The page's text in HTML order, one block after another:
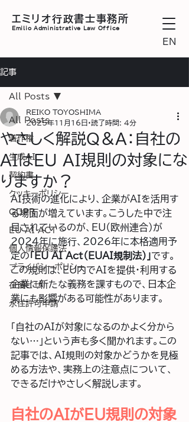
エミリオ行政書士事務所
Emilio Administrative Law Office
EN
記事
All Posts
著作権
生成AI
契約書
クッキーポリシー
GDPR
EU AI ACT
個人情報保護法
プライバシーポリシー
在留ビザ
永住許可申請
All Posts
やさしく解説Q＆A：自社の
AIはEU AI規則の対象にな
りますか？
REIKO TOYOSHIMA
2025年11月16日 読了時間: 4分
AI技術の進化により、企業がAIを活用す
る場面が増えています。こうした中で注
目されているのが、EU（欧州連合）が
2024年に施行、2026年に本格適用予
定の 「EU AI Act（EUAI規制法）」です。
この規則は、EU内でAIを提供・利用する
企業に新たな義務を課すもので、日本企
業にも影響がある可能性があります。
「自社のAIが対象になるのかよく分から
ない…」という声も多く聞かれます。この
記事では、AI規則の対象かどうかを見極
める方法や、実務上の注意点について、
できるだけやさしく解説します。
自社のAIがEU規則の対象